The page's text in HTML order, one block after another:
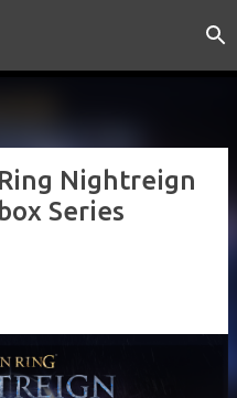
principal
Nightreign
Series